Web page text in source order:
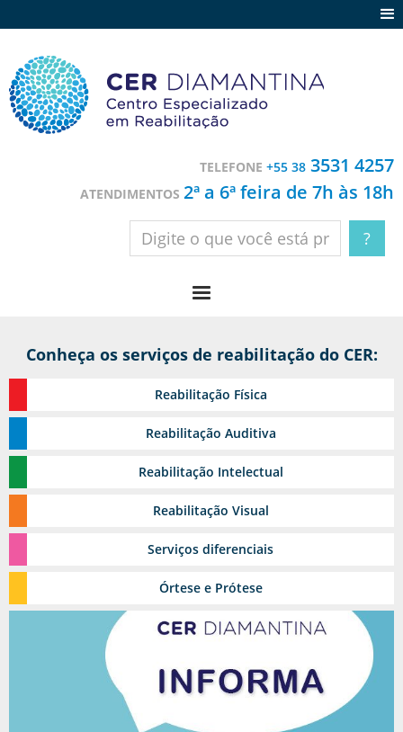
Contato
TELEFONE +55 38 3531 4257
ATENDIMENTOS 2ª a 6ª feira de 7h às 18h
Conheça os serviços de reabilitação do CER:
Reabilitação Física
Estomia
Reabilitação Auditiva
Reabilitação Intelectual
Reabilitação Visual
Serviços diferenciais
Reabilitação Urológica
Ambulatório de feridas
Pediasuit
Órtese e Prótese